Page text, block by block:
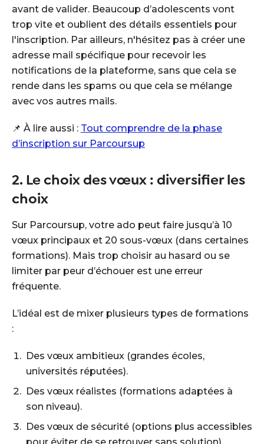
avant de valider. Beaucoup d’adolescents vont
trop vite et oublient des détails essentiels pour
l'inscription. Par ailleurs, n'hésitez pas à créer une
adresse mail spécifique pour recevoir les
notifications de la plateforme, sans que cela se
rende dans les spams ou que cela se mélange
avec vos autres mails.
📌 À lire aussi : Tout comprendre de la phase
d’inscription sur Parcoursup
2. Le choix des vœux : diversifier les
choix
Sur Parcoursup, votre ado peut faire jusqu’à 10
vœux principaux et 20 sous-vœux (dans certaines
formations). Mais trop choisir au hasard ou se
limiter par peur d’échouer est une erreur
fréquente.
L’idéal est de mixer plusieurs types de formations
:
Des vœux ambitieux (grandes écoles,
universités réputées).
Des vœux réalistes (formations adaptées à
son niveau).
Des vœux de sécurité (options plus accessibles